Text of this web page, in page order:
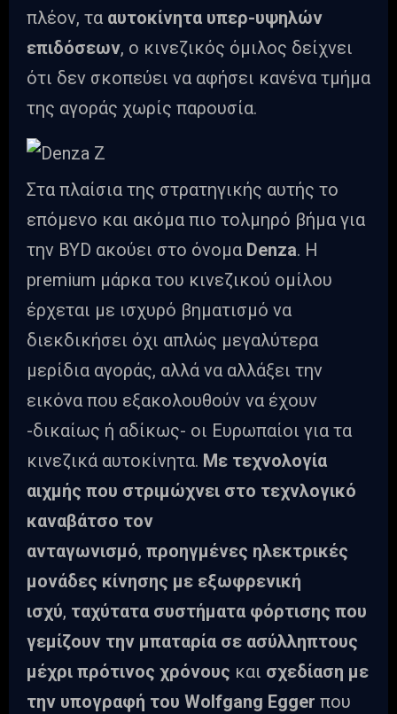
πλέον, τα αυτοκίνητα υπερ-υψηλών
επιδόσεων, ο κινεζικός όμιλος δείχνει
ότι δεν σκοπεύει να αφήσει κανένα τμήμα
της αγοράς χωρίς παρουσία.
Στα πλαίσια της στρατηγικής αυτής το
επόμενο και ακόμα πιο τολμηρό βήμα για
την BYD ακούει στο όνομα Denza. Η
premium μάρκα του κινεζικού ομίλου
έρχεται με ισχυρό βηματισμό να
διεκδικήσει όχι απλώς μεγαλύτερα
μερίδια αγοράς, αλλά να αλλάξει την
εικόνα που εξακολουθούν να έχουν
-δικαίως ή αδίκως- οι Ευρωπαίοι για τα
κινεζικά αυτοκίνητα. Με τεχνολογία
αιχμής που στριμώχνει στο τεχνλογικό
καναβάτσο τον
ανταγωνισμό, προηγμένες ηλεκτρικές
μονάδες κίνησης με εξωφρενική
ισχύ, ταχύτατα συστήματα φόρτισης που
γεμίζουν την μπαταρία σε ασύλληπτους
μέχρι πρότινος χρόνους και σχεδίαση με
την υπογραφή του Wolfgang Egger που